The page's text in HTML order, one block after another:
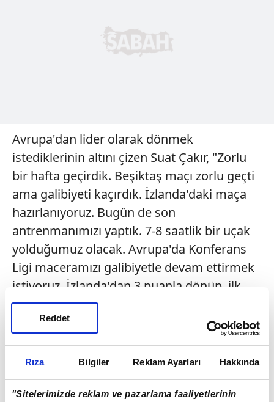
Rıza Bilgiler Reklam Ayarları Hakkında
"Sitelerimizde reklam ve pazarlama faaliyetlerinin
Reddet
Avrupa'dan lider olarak dönmek
istediklerinin altını çizen Suat Çakır, "Zorlu
bir hafta geçirdik. Beşiktaş maçı zorlu geçti
ama galibiyeti kaçırdık. İzlanda'daki maça
hazırlanıyoruz. Bugün de son
antrenmanımızı yaptık. 7-8 saatlik bir uçak
yolduğumuz olacak. Avrupa'da Konferans
Ligi maceramızı galibiyetle devam ettirmek
istiyoruz. İzlanda'dan 3 puanla dönüp, ilk
sıradaki yerimizi korumaya çalışacağız"
SAMSUNSPOR'DA 7 FUTBOLCU
BREİDABLİK MAÇINDA YOK
Sakat ve eksik futbolcular hakkında da bilgi